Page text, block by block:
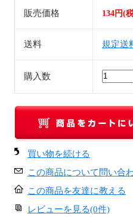
販売価格 134円(
送料 規定送
購入数
買い物を続ける
この商品について問い合
この商品を友達に教える
レビューを見る(0件)